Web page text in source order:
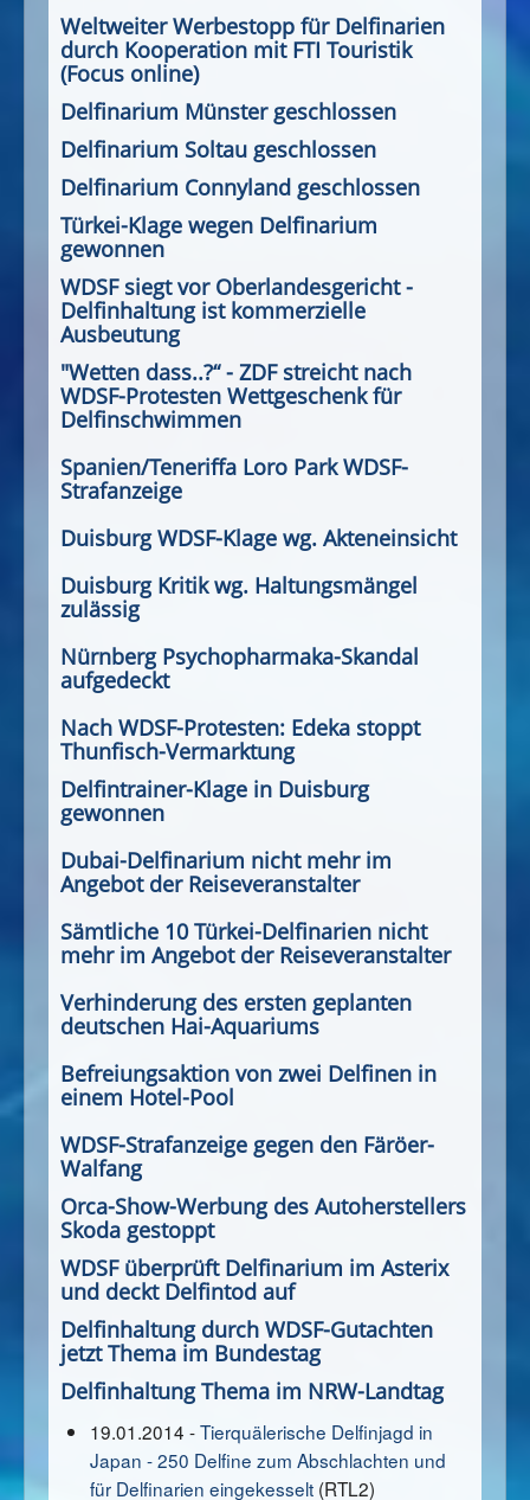
Weltweiter Werbestopp für Delfinarien
durch Kooperation mit FTI Touristik
(Focus online)
Delfinarium Münster geschlossen
Delfinarium Soltau geschlossen
Delfinarium Connyland geschlossen
Türkei-Klage wegen Delfinarium
gewonnen
WDSF siegt vor Oberlandesgericht -
Delfinhaltung ist kommerzielle
Ausbeutung
"Wetten dass..?“ - ZDF streicht nach
WDSF-Protesten Wettgeschenk für
Delfinschwimmen
Spanien/Teneriffa Loro Park WDSF-
Strafanzeige
Duisburg WDSF-Klage wg. Akteneinsicht
Duisburg Kritik wg. Haltungsmängel
zulässig
Nürnberg Psychopharmaka-Skandal
aufgedeckt
Nach WDSF-Protesten: Edeka stoppt
Thunfisch-Vermarktung
Delfintrainer-Klage in Duisburg
gewonnen
Dubai-Delfinarium nicht mehr im
Angebot der Reiseveranstalter
Sämtliche 10 Türkei-Delfinarien nicht
mehr im Angebot der Reiseveranstalter
Verhinderung des ersten geplanten
deutschen Hai-Aquariums
Befreiungsaktion von zwei Delfinen in
einem Hotel-Pool
WDSF-Strafanzeige gegen den Färöer-
Walfang
Orca-Show-Werbung des Autoherstellers
Skoda gestoppt
WDSF überprüft Delfinarium im Asterix
und deckt Delfintod auf
Delfinhaltung durch WDSF-Gutachten
jetzt Thema im Bundestag
Delfinhaltung Thema im NRW-Landtag
19.01.2014 -Tierquälerische Delfinjagd in
Japan - 250 Delfine zum Abschlachten und
für Delfinarien eingekesselt (RTL2)